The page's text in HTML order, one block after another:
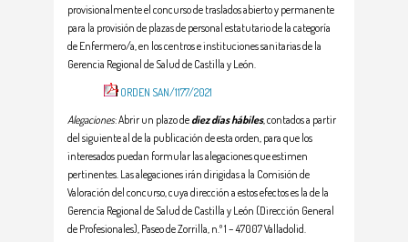
provisionalmente el concurso de traslados abierto y permanente
para la provisión de plazas de personal estatutario de la categoría
de Enfermero/a, en los centros e instituciones sanitarias de la
Gerencia Regional de Salud de Castilla y León.
ORDEN SAN/1177/2021
Alegaciones: Abrir un plazo de diez días hábiles, contados a partir
del siguiente al de la publicación de esta orden, para que los
interesados puedan formular las alegaciones que estimen
pertinentes. Las alegaciones irán dirigidas a la Comisión de
Valoración del concurso, cuya dirección a estos efectos es la de la
Gerencia Regional de Salud de Castilla y León (Dirección General
de Profesionales), Paseo de Zorrilla, n.º 1 – 47007 Valladolid.